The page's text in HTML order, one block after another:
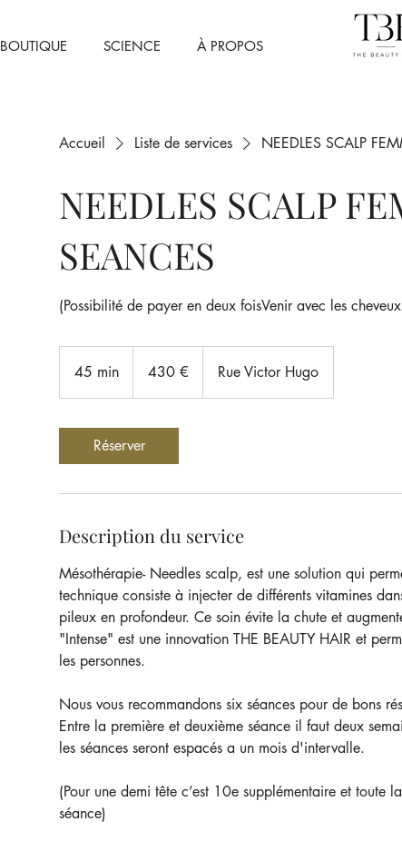
BOUTIQUE SCIENCE À PROPOS
Accueil Liste de services NEEDLES SCALP
NEEDLES SCALP
SEANCES
(Possibilité de payer en deux foisVenir avec les
45 min
5
n
430 € Rue Victor Hugo
Réserver
Description du service
Mésothérapie- Needles scalp, est une solution qui
technique consiste à injecter de différents vitamines
pileux en profondeur. Ce soin évite la chute et
"Intense" est une innovation THE BEAUTY HAIR et
les personnes.
Nous vous recommandons six séances pour de bons
Entre la première et deuxième séance il faut deux
les séances seront espacés a un mois d'intervalle.
(Pour une demi tête c’est 10e supplémentaire et toute
séance)